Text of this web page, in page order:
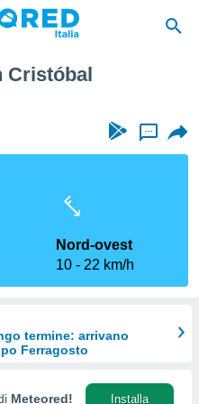
Cristóbal
...
Nord-ovest
10
22 km/h
termine: arrivano
Ferragosto
Meteored! Installa